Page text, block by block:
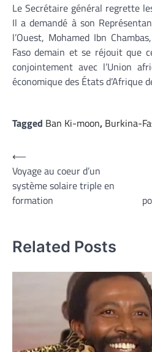
Le Secrétaire général regrette
Il a demandé à son
l’Ouest, Mohamed Ibn
Faso demain et se réjouit que
conjointement avec l’Union
économique des États d’Afrique
Tagged Ban Ki-moon, Burkina-
Navigation
de
l’article
⟵
Voyage au coeur d’un
système solaire triple en
formation
Related Posts